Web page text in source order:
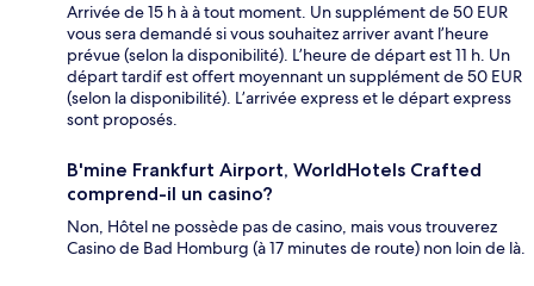
Arrivée de 15 h à à tout moment. Un supplément de 50 EUR
vous sera demandé si vous souhaitez arriver avant l’heure
prévue (selon la disponibilité). L’heure de départ est 11 h. Un
départ tardif est offert moyennant un supplément de 50 EUR
(selon la disponibilité). L’arrivée express et le départ express
sont proposés.
B'mine Frankfurt Airport, WorldHotels Crafted
comprend-il un casino?
Non, Hôtel ne possède pas de casino, mais vous trouverez
Casino de Bad Homburg (à 17 minutes de route) non loin de là.